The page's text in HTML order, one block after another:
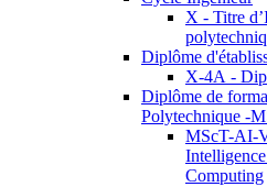
X - Titre
Diplôme
X-4A -
Diplôme de
Polytechnique -
MScT-AI-
Computing